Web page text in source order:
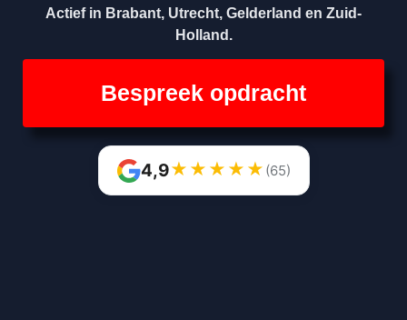
Actief in Brabant, Utrecht, Gelderland en Zuid-
Holland.
Bespreek opdracht
4,9★ ★ ★ ★ ★ (65)